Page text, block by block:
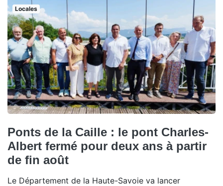
Locales
Ponts de la Caille : le pont Charles-
Albert fermé pour deux ans à partir
de fin août
Le Département de la Haute-Savoie va lancer